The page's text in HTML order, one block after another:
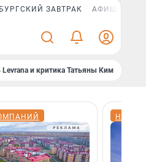
ЗАВТРАК АФИША PLUS
Levrana и критика Татьяны Ким